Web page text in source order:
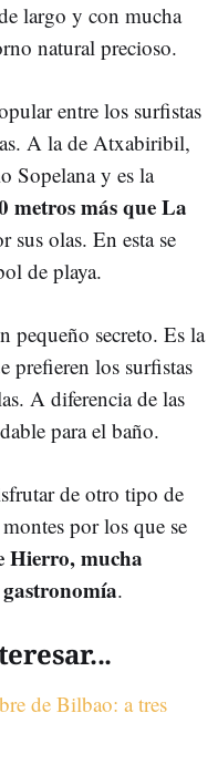
largo y con mucha
natural precioso.
entre los surfistas
A la de Atxabiribil,
Sopelana y es la
metros más que La
sus olas. En esta se
de playa.
pequeño secreto. Es la
prefieren los surfistas
A diferencia de las
para el baño.
de otro tipo de
por los que se
Hierro, mucha
.
de Bilbao: a tres